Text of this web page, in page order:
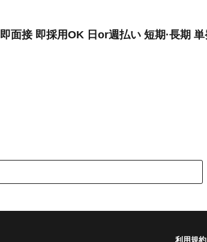
面接 即採用OK 日or週払い 短期·長期
利用規約